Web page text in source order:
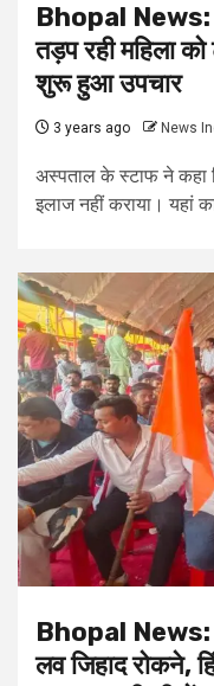
Bhopal News:
तड़प रही महिला
शुरू हुआ उपचार
3 years ago News
अस्पताल के स्टाफ ने कहा
इलाज नहीं कराया। यहां का
Bhopal News:
लव जिहाद रोकने,